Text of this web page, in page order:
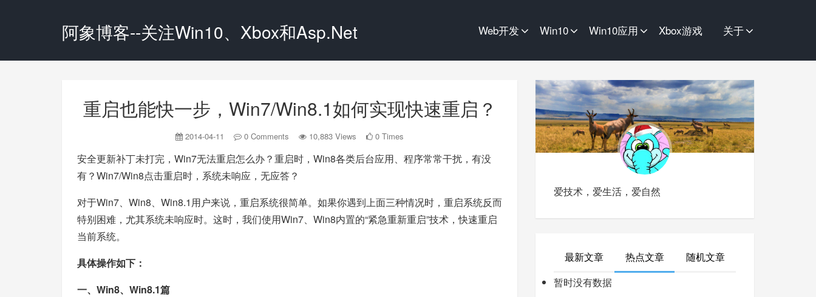
阿象博客--关注Win10、Xbox和Asp.Net Web开发 Win10 Win10应用 Xbox游戏 关于
重启也能快一步，Win7/Win8.1如何实现快速重启？
2014-04-11 0 Comments 10,883 Views 0 Times
安全更新补丁未打完，Win7无法重启怎么办？重启时，Win8各类后台应用、程序常常干扰，有没
有？Win7/Win8点击重启时，系统未响应，无应答？
对于Win7、Win8、Win8.1用户来说，重启系统很简单。如果你遇到上面三种情况时，重启系统反而
特别困难，尤其系统未响应时。这时，我们使用Win7、Win8内置的“紧急重新重启”技术，快速重启
当前系统。
具体操作如下：
一、Win8、Win8.1篇
爱技术，爱生活，爱自然
最新文章 热点文章
随机文章
暂时没有数据